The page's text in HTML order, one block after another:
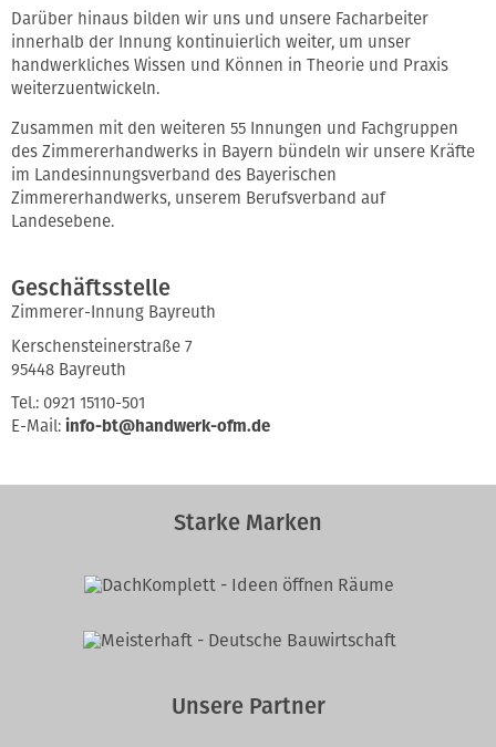
Darüber hinaus bilden wir uns und unsere Facharbeiter
innerhalb der Innung kontinuierlich weiter, um unser
handwerkliches Wissen und Können in Theorie und Praxis
weiterzuentwickeln.
Zusammen mit den weiteren 55 Innungen und Fachgruppen
des Zimmererhandwerks in Bayern bündeln wir unsere Kräfte
im Landesinnungsverband des Bayerischen
Zimmererhandwerks, unserem Berufsverband auf
Landesebene.
Geschäftsstelle
Zimmerer-Innung Bayreuth
Kerschensteinerstraße 7
95448 Bayreuth
Tel.: 0921 15110-501
E-Mail: info-bt@handwerk-ofm.de
Starke Marken
Unsere Partner